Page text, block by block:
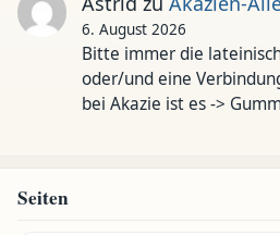
6. August 2026
Bitte immer die
oder/und eine
bei Akazie ist es ->
Seiten